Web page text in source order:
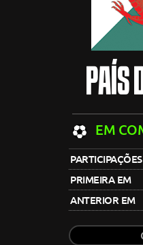
PAÍS
EM
PARTICIPAÇÕES
PRIMEIRA EM
ANTERIOR EM